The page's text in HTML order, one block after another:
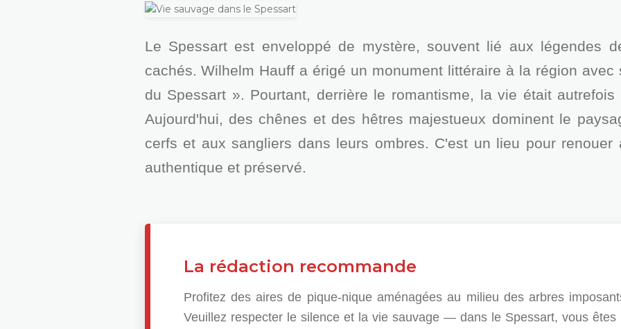
Le Spessart est enveloppé de mystère, souvent lié aux légendes
cachés. Wilhelm Hauff a érigé un monument littéraire à la région avec
du Spessart ». Pourtant, derrière le romantisme, la vie était
Aujourd'hui, des chênes et des hêtres majestueux dominent le
cerfs et aux sangliers dans leurs ombres. C'est un lieu pour
authentique et préservé.
La rédaction recommande
Profitez des aires de pique-nique aménagées au milieu des arbres
Veuillez respecter le silence et la vie sauvage — dans le Spessart, vous êtes